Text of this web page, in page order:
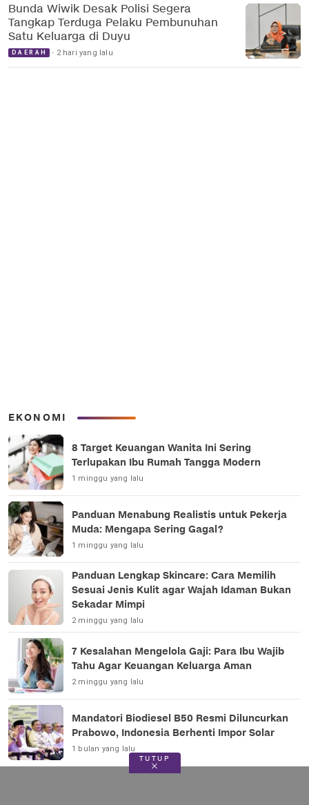
Bunda Wiwik Desak Polisi Segera
Tangkap Terduga Pelaku Pembunuhan
Satu Keluarga di Duyu
DAERAH 2 hari yang lalu
EKONOMI
8 Target Keuangan Wanita Ini Sering
Terlupakan Ibu Rumah Tangga Modern
1 minggu yang lalu
Panduan Menabung Realistis untuk Pekerja
Muda: Mengapa Sering Gagal?
1 minggu yang lalu
Panduan Lengkap Skincare: Cara Memilih
Sesuai Jenis Kulit agar Wajah Idaman Bukan
Sekadar Mimpi
2 minggu yang lalu
7 Kesalahan Mengelola Gaji: Para Ibu Wajib
Tahu Agar Keuangan Keluarga Aman
2 minggu yang lalu
Mandatori Biodiesel B50 Resmi Diluncurkan
Prabowo, Indonesia Berhenti Impor Solar
1 bulan yang lalu
TUTUP